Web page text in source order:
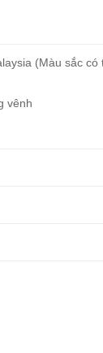
(Màu sắc có
vênh